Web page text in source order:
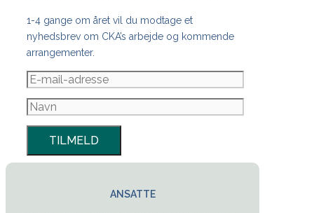
1-4 gange om året vil du modtage et
nyhedsbrev om CKA’s arbejde og kommende
arrangementer.
ANSATTE